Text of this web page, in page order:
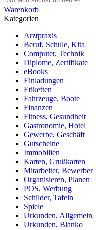
Warenkorb
Kategorien
Arztpraxis
Beruf, Schule, Kita
Computer, Technik
Diplome, Zertifikate
eBooks
Einladungen
Etiketten
Fahrzeuge, Boote
Finanzen
Fitness, Gesundheit
Gastronomie, Hotel
Gewerbe, Geschäft
Gutscheine
Immobilien
Karten, Grußkarten
Mitarbeiter, Bewerber
Organisieren, Planen
POS, Werbung
Schilder, Tafeln
Spiele
Urkunden, Allgemein
Urkunden, Blanko